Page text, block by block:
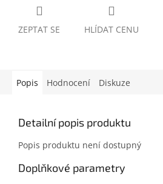
ZEPTAT SE HLÍDAT CENU
Popis Hodnocení Diskuze
Detailní popis produktu
Popis produktu není dostupný
Doplňkové parametry